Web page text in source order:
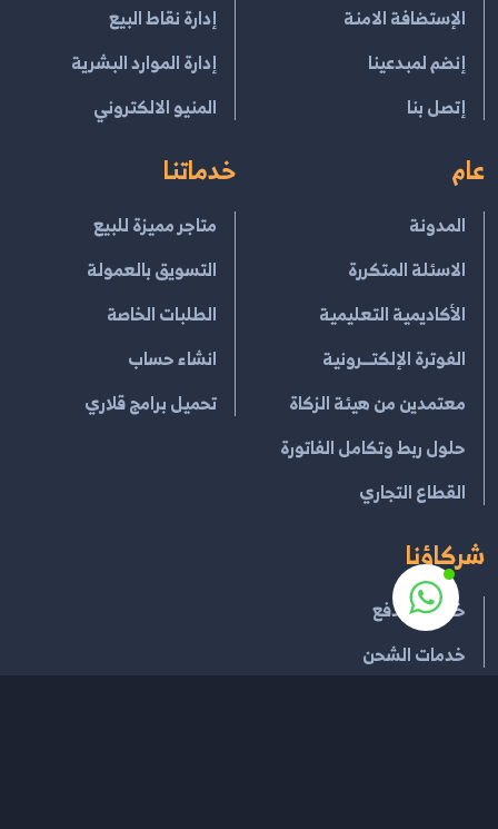
الإستضافة الامنة
إنضم لمبدعينا
إتصل بنا
إدارة نقاط البيع
إدارة الموارد البشرية
المنيو الالكتروني
عام
المدونة
الاسئلة المتكررة
الأكاديمية التعليمية
الفوترة الإلكتــرونية
معتمدين من هيئة الزكاة
حلول ربط وتكامل الفاتورة
القطاع التجاري
خدماتنا
متاجر مميزة للبيع
التسويق بالعمولة
الطلبات الخاصة
انشاء حساب
تحميل برامج قلاري
شركاؤنا
خدمات الدفع
خدمات الشحن